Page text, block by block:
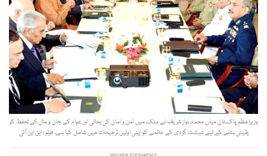
وزیراعظم پاکستان میاں محمد نواز شریف نے ملک میں امن و امان کی بحالی اور عوام کے جان و مال کے تحفظ کو
یقینی بنانے کے لیے دہشت گردی کے خاتمے کو اپنی اولین ترجیحات میں شامل کیا ہے۔ فوٹو : این این آئی